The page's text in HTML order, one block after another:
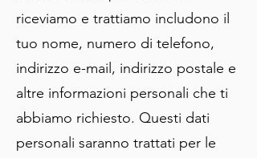
riceviamo e trattiamo includono il
tuo nome, numero di telefono,
indirizzo e-mail, indirizzo postale e
altre informazioni personali che ti
abbiamo richiesto. Questi dati
personali saranno trattati per le